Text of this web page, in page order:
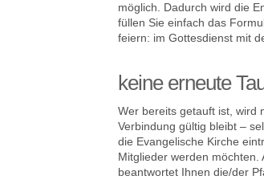
möglich. Dadurch wird die
füllen Sie einfach das
feiern: im Gottesdienst mit
keine erneute
Wer bereits getauft ist, wird
Verbindung gültig bleibt –
die Evangelische Kirche
Mitglieder werden
beantwortet Ihnen die/der